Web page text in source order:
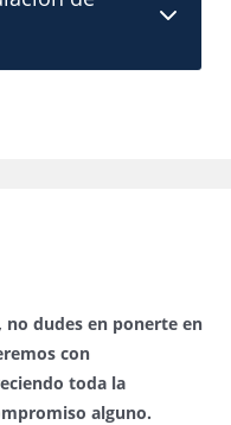
dudes en ponerte en
con
toda la
alguno.